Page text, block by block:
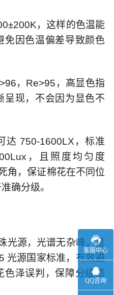
，这样的色温能
免因色温偏差导致颜色
，Re>95，高显色指
呈现，不会因为显色不
达 750-1600LX，标准
，且照度均匀度
角，保证棉花在不同位
确分级。
光源，光谱无杂峰，显
光源国家标准，有效避
色泽误判，保障分级结
客服中心
QQ咨询